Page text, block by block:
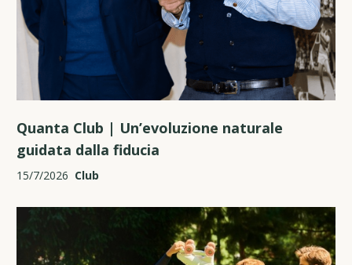
Quanta Club | Un’evoluzione naturale
guidata dalla fiducia
15/7/2026 Club